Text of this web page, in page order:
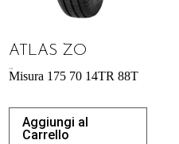
ATLAS ZO
Misura 175 70 14TR 88T
Aggiungi al
Carrello